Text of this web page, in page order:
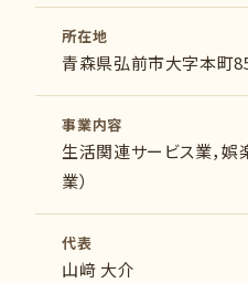
所在地
青森県弘前市大字本町
事業内容
生活関連サービス業，娯
業）
代表
山﨑 大介